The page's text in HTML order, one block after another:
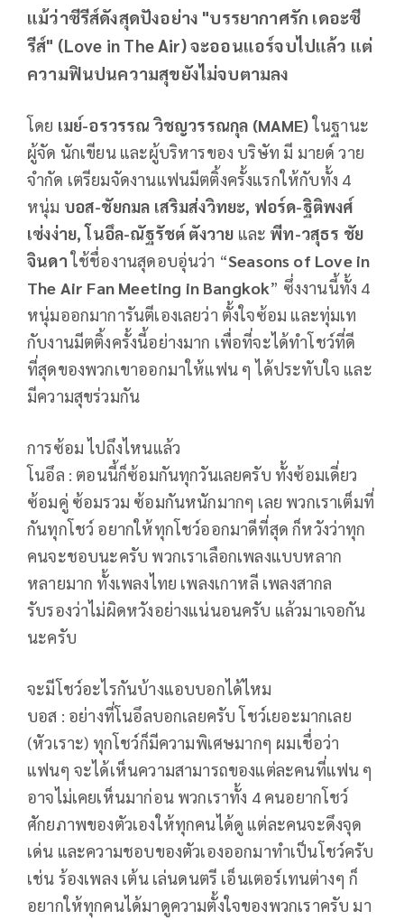
แม้ว่าซีรีส์ดังสุดปังอย่าง "บรรยากาศรัก เดอะซี
รีส์" (Love in The Air) จะออนแอร์จบไปแล้ว แต่
ความฟินปนความสุขยังไม่จบตามลง
โดย เมย์-อรวรรณ วิชญวรรณกุล (MAME)ในฐานะ
ผู้จัด นักเขียน และผู้บริหารของ บริษัท มี มายด์ วาย
จำกัด เตรียมจัดงานแฟนมีตติ้งครั้งแรกให้กับทั้ง 4
หนุ่ม บอส-ชัยกมล เสริมส่งวิทยะ, ฟอร์ด-ฐิติพงศ์
เซ่งง่าย, โนอึล-ณัฐรัชต์ ตังวาย และ พีท-วสุธร ชัย
จินดาใช้ชื่องานสุดอบอุ่นว่า “Seasons of Love in
The Air Fan Meeting in Bangkok” ซึ่งงานนี้ทั้ง 4
หนุ่มออกมาการันตีเองเลยว่า ตั้งใจซ้อม และทุ่มเท
กับงานมีตติ้งครั้งนี้อย่างมาก เพื่อที่จะได้ทำโชว์ที่ดี
ที่สุดของพวกเขาออกมาให้แฟน ๆ ได้ประทับใจ และ
มีความสุขร่วมกัน
การซ้อม ไปถึงไหนแล้ว
โนอึล : ตอนนี้ก็ซ้อมกันทุกวันเลยครับ ทั้งซ้อมเดี่ยว
ซ้อมคู่ ซ้อมรวม ซ้อมกันหนักมากๆ เลย พวกเราเต็มที่
กันทุกโชว์ อยากให้ทุกโชว์ออกมาดีที่สุด ก็หวังว่าทุก
คนจะชอบนะครับ พวกเราเลือกเพลงแบบหลาก
หลายมาก ทั้งเพลงไทย เพลงเกาหลี เพลงสากล
รับรองว่าไม่ผิดหวังอย่างแน่นอนครับ แล้วมาเจอกัน
นะครับ
จะมีโชว์อะไรกันบ้างแอบบอกได้ไหม
บอส : อย่างที่โนอึลบอกเลยครับ โชว์เยอะมากเลย
(หัวเราะ) ทุกโชว์ก็มีความพิเศษมากๆ ผมเชื่อว่า
แฟนๆ จะได้เห็นความสามารถของแต่ละคนที่แฟน ๆ
อาจไม่เคยเห็นมาก่อน พวกเราทั้ง 4 คนอยากโชว์
ศักยภาพของตัวเองให้ทุกคนได้ดู แต่ละคนจะดึงจุด
เด่น และความชอบของตัวเองออกมาทำเป็นโชว์ครับ
เช่น ร้องเพลง เต้น เล่นดนตรี เอ็นเตอร์เทนต่างๆ ก็
อยากให้ทุกคนได้มาดูความตั้งใจของพวกเราครับ มา